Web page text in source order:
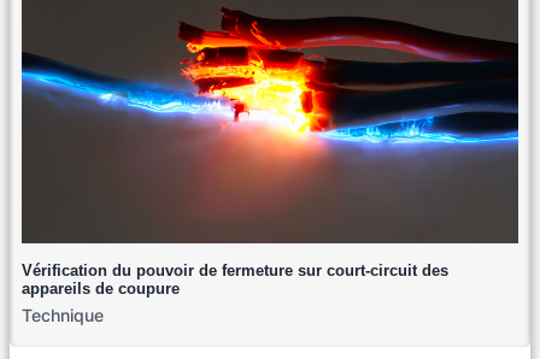
Vérification du pouvoir de fermeture sur court-circuit des
appareils de coupure
Technique